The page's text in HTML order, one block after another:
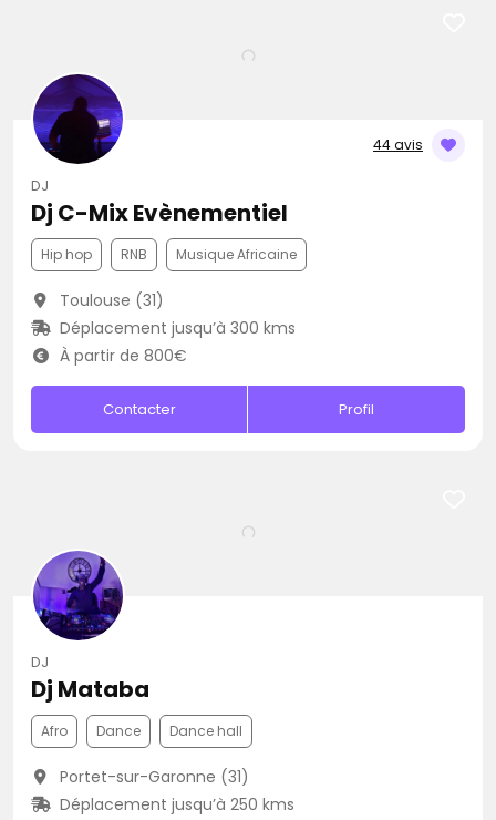
44 avis
DJ
Dj C-Mix Evènementiel
Hip hop RNB Musique Africaine
Toulouse (31)
Déplacement jusqu’à 300 kms
À partir de 800€
Contacter Profil
DJ
Dj Mataba
Afro Dance Dance hall
Portet-sur-Garonne (31)
Déplacement jusqu’à 250 kms